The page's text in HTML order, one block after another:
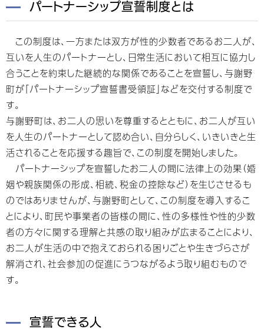
パートナーシップ宣誓制度とは
この制度は、一方または双方が性的少数者であるお二人が、
互いを人生のパートナーとし、日常生活において相互に協力し
合うことを約束した継続的な関係であることを宣誓し、与謝野
町が「パートナーシップ宣誓書受領証」などを交付する制度で
す。
与謝野町は、お二人の思いを尊重するとともに、お二人が互い
を人生のパートナーとして認め合い、自分らしく、いきいきと生
活されることを応援する趣旨で、この制度を開始しました。
パートナーシップを宣誓したお二人の間に法律上の効果（婚
姻や親族関係の形成、相続、税金の控除など）を生じさせるも
のではありませんが、与謝野町として、この制度を導入するこ
とにより、町民や事業者の皆様の間に、性の多様性や性的少数
者の方々に関する理解と共感の取り組みが広まることにより、
お二人が生活の中で抱えておられる困りごとや生きづらさが
解消され、社会参加の促進にうつながるよう取り組むもので
す。
宣誓できる人